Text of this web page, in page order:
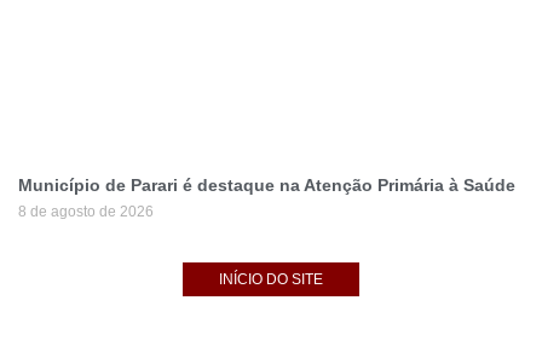
Município de Parari é destaque na Atenção Primária à Saúde
8 de agosto de 2026
INÍCIO DO SITE